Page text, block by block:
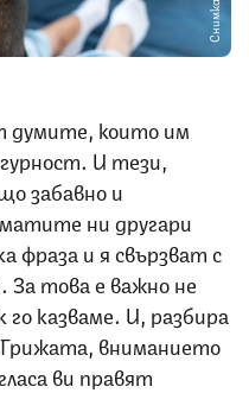
думите, които им
И тези,
забавно и
ни другари
фраза и я свързват с
За това е важно не
го казваме. И, разбира
Грижата, вниманието
ви правят